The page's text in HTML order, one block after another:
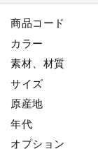
商品コード
カラー
素材、材質
サイズ
原産地
年代
オプション